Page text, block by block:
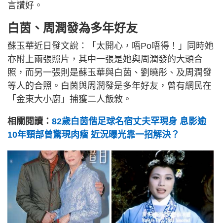
言讚好。
白茵、周潤發為多年好友
蘇玉華近日發文說：「太開心，唔Po唔得！」同時她
亦附上兩張照片，其中一張是她與周潤發的大頭合
照，而另一張則是蘇玉華與白茵、劉曉彤、及周潤發
等人的合照。白茵與周潤發是多年好友，曾有網民在
「金東大小廚」捕獲二人飯敘。
相關閱讀： 82歲白茵偕足球名宿丈夫罕現身 息影逾
10年頸部曾驚現肉瘤 近況曝光靠一招解決？